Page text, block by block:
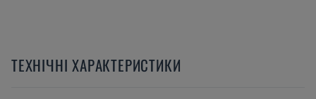
ТЕХНІЧНІ ХАРАКТЕРИСТИКИ